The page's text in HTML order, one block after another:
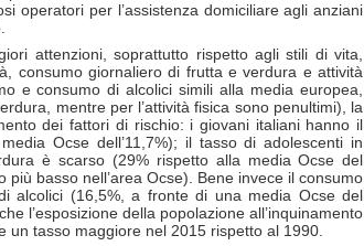
operatori per l’assistenza domiciliare agli anziani
attenzioni, soprattutto rispetto agli stili di vita,
consumo giornaliero di frutta e verdura e attività
e consumo di alcolici simili alla media europea,
mentre per l’attività fisica sono penultimi), la
dei fattori di rischio: i giovani italiani hanno il
Ocse dell’11,7%); il tasso di adolescenti in
è scarso (29% rispetto alla media Ocse del
basso nell’area Ocse). Bene invece il consumo
alcolici (16,5%, a fronte di una media Ocse del
l’esposizione della popolazione all’inquinamento
un tasso maggiore nel 2015 rispetto al 1990.